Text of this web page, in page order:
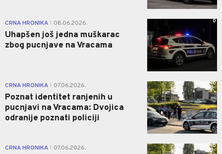
CRNA HRONIKA 08.06.2026.
Uhapšen još jedna muškarac
zbog pucnjave na Vracama
0
CRNA HRONIKA 07.06.2026.
Poznat identitet ranjenih u
pucnjavi na Vracama: Dvojica
odranije poznati policiji
0
CRNA HRONIKA 07.06.2026. 0